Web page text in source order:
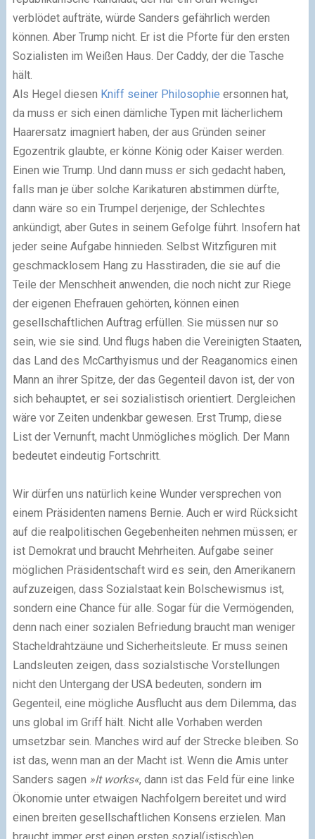
verblödet aufträte, würde Sanders gefährlich werden
können. Aber Trump nicht. Er ist die Pforte für den ersten
Sozialisten im Weißen Haus. Der Caddy, der die Tasche
hält.
Als Hegel diesen Kniff seiner Philosophie ersonnen hat,
da muss er sich einen dämliche Typen mit lächerlichem
Haarersatz imagniert haben, der aus Gründen seiner
Egozentrik glaubte, er könne König oder Kaiser werden.
Einen wie Trump. Und dann muss er sich gedacht haben,
falls man je über solche Karikaturen abstimmen dürfte,
dann wäre so ein Trumpel derjenige, der Schlechtes
ankündigt, aber Gutes in seinem Gefolge führt. Insofern hat
jeder seine Aufgabe hinnieden. Selbst Witzfiguren mit
geschmacklosem Hang zu Hasstiraden, die sie auf die
Teile der Menschheit anwenden, die noch nicht zur Riege
der eigenen Ehefrauen gehörten, können einen
gesellschaftlichen Auftrag erfüllen. Sie müssen nur so
sein, wie sie sind. Und flugs haben die Vereinigten Staaten,
das Land des McCarthyismus und der Reaganomics einen
Mann an ihrer Spitze, der das Gegenteil davon ist, der von
sich behauptet, er sei sozialistisch orientiert. Dergleichen
wäre vor Zeiten undenkbar gewesen. Erst Trump, diese
List der Vernunft, macht Unmögliches möglich. Der Mann
bedeutet eindeutig Fortschritt.
Wir dürfen uns natürlich keine Wunder versprechen von
einem Präsidenten namens Bernie. Auch er wird Rücksicht
auf die realpolitischen Gegebenheiten nehmen müssen; er
ist Demokrat und braucht Mehrheiten. Aufgabe seiner
möglichen Präsidentschaft wird es sein, den Amerikanern
aufzuzeigen, dass Sozialstaat kein Bolschewismus ist,
sondern eine Chance für alle. Sogar für die Vermögenden,
denn nach einer sozialen Befriedung braucht man weniger
Stacheldrahtzäune und Sicherheitsleute. Er muss seinen
Landsleuten zeigen, dass sozialstische Vorstellungen
nicht den Untergang der USA bedeuten, sondern im
Gegenteil, eine mögliche Ausflucht aus dem Dilemma, das
uns global im Griff hält. Nicht alle Vorhaben werden
umsetzbar sein. Manches wird auf der Strecke bleiben. So
ist das, wenn man an der Macht ist. Wenn die Amis unter
Sanders sagen »It works«, dann ist das Feld für eine linke
Ökonomie unter etwaigen Nachfolgern bereitet und wird
einen breiten gesellschaftlichen Konsens erzielen. Man